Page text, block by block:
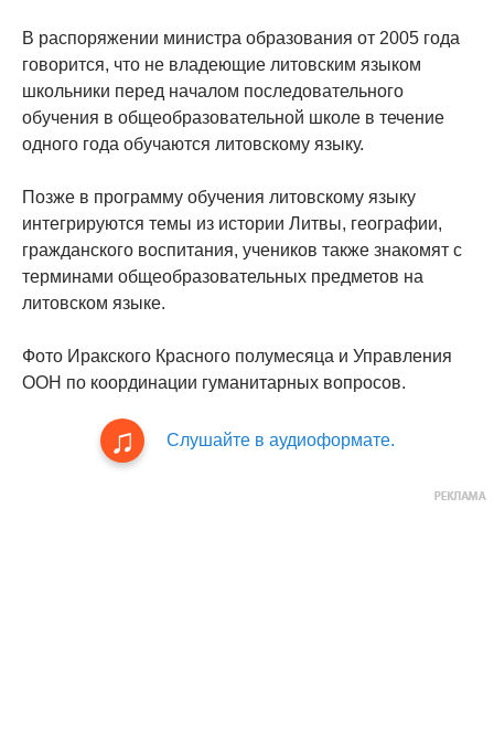
В распоряжении министра образования от 2005 года
говорится, что не владеющие литовским языком
школьники перед началом последовательного
обучения в общеобразовательной школе в течение
одного года обучаются литовскому языку.
Позже в программу обучения литовскому языку
интегрируются темы из истории Литвы, географии,
гражданского воспитания, учеников также знакомят с
терминами общеобразовательных предметов на
литовском языке.
Фото Иракского Красного полумесяца и Управления
ООН по координации гуманитарных вопросов.
Слушайте в аудиоформате.